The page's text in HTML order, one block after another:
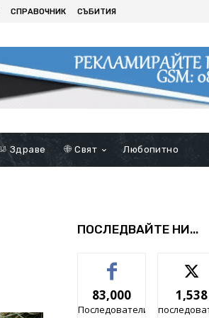
СПРАВОЧНИК СЪБИТИЯ
Здраве Свят Любопитно
ПОСЛЕДВАЙТЕ НИ...
83,000
Последователи
1,538